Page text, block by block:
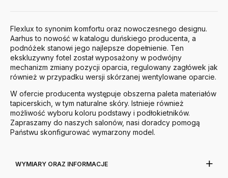
Flexlux to synonim komfortu oraz nowoczesnego designu.
Aarhus to nowość w katalogu duńskiego producenta, a
podnóżek stanowi jego najlepsze dopełnienie. Ten
ekskluzywny fotel został wyposażony w podwójny
mechanizm zmiany pozycji oparcia, regulowany zagłówek jak
również w przypadku wersji skórzanej wentylowane oparcie.
W ofercie producenta występuje obszerna paleta materiałów
tapicerskich, w tym naturalne skóry. Istnieje również
możliwość wyboru koloru podstawy i podłokietników.
Zapraszamy do naszych salonów, nasi doradcy pomogą
Państwu skonfigurować wymarzony model.
WYMIARY ORAZ INFORMACJE